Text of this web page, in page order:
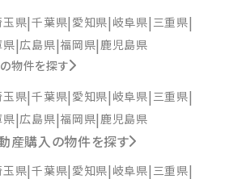
玉県 千葉県 愛知県 岐阜県 三重県
県 広島県 福岡県 鹿児島県
物件を探す
玉県 千葉県 愛知県 岐阜県 三重県
県 広島県 福岡県 鹿児島県
産購入の物件を探す
玉県 千葉県 愛知県 岐阜県 三重県